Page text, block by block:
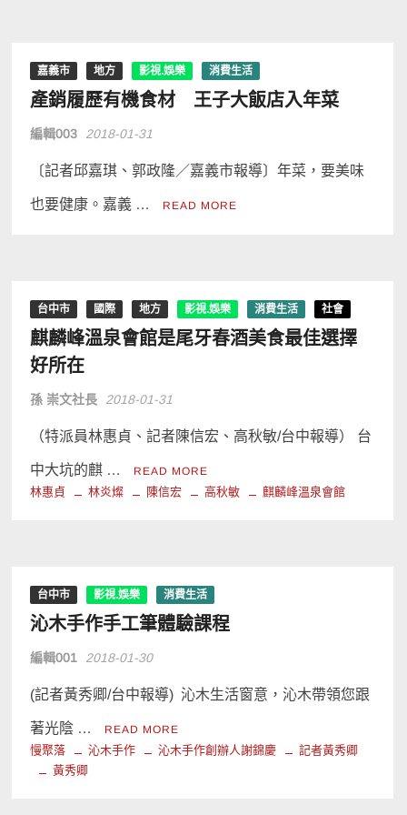
嘉義市 地方 影視.娛樂 消費生活
產銷履歷有機食材 王子大飯店入年菜
編輯003 2018-01-31
〔記者邱嘉琪、郭政隆／嘉義市報導〕年菜，要美味
也要健康。嘉義 … READ MORE
台中市 國際 地方 影視.娛樂 消費生活 社會
麒麟峰溫泉會館是尾牙春酒美食最佳選擇
好所在
孫 崇文社長 2018-01-31
（特派員林惠貞、記者陳信宏、高秋敏/台中報導） 台
中大坑的麒 … READ MORE
林惠貞 林炎燦 陳信宏 高秋敏 麒麟峰溫泉會館
台中市 影視.娛樂 消費生活
沁木手作手工筆體驗課程
編輯001 2018-01-30
(記者黃秀卿/台中報導) 沁木生活窗意，沁木帶領您跟
著光陰 … READ MORE
慢聚落 沁木手作 沁木手作創辦人謝錦慶
記者黃秀卿
黃秀卿